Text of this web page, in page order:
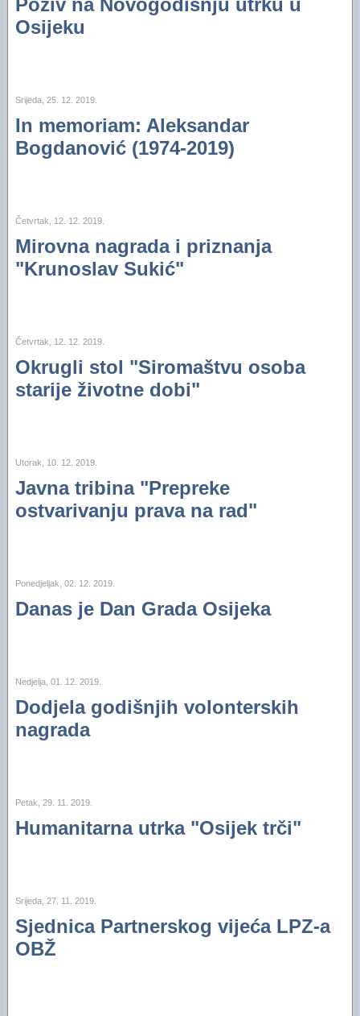
Poziv na Novogodišnju utrku u
Osijeku
Srijeda, 25. 12. 2019.
In memoriam: Aleksandar
Bogdanović (1974-2019)
Četvrtak, 12. 12. 2019.
Mirovna nagrada i priznanja
"Krunoslav Sukić"
Četvrtak, 12. 12. 2019.
Okrugli stol "Siromaštvu osoba
starije životne dobi"
Utorak, 10. 12. 2019.
Javna tribina "Prepreke
ostvarivanju prava na rad"
Ponedjeljak, 02. 12. 2019.
Danas je Dan Grada Osijeka
Nedjelja, 01. 12. 2019.
Dodjela godišnjih volonterskih
nagrada
Petak, 29. 11. 2019.
Humanitarna utrka "Osijek trči"
Srijeda, 27. 11. 2019.
Sjednica Partnerskog vijeća LPZ-a
OBŽ